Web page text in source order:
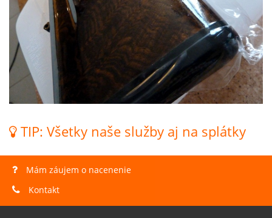
TIP: Všetky naše služby aj na splátky
Mám záujem o nacenenie
Kontakt